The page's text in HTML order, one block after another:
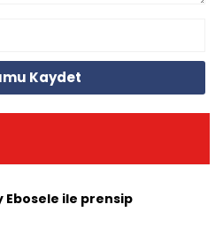
Kaydet
Ebosele ile prensip